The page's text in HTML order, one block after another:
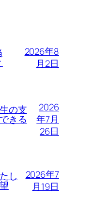
2026年8
月2日
の支
きる
2026
年7月
26日
し
2026年7
月19日